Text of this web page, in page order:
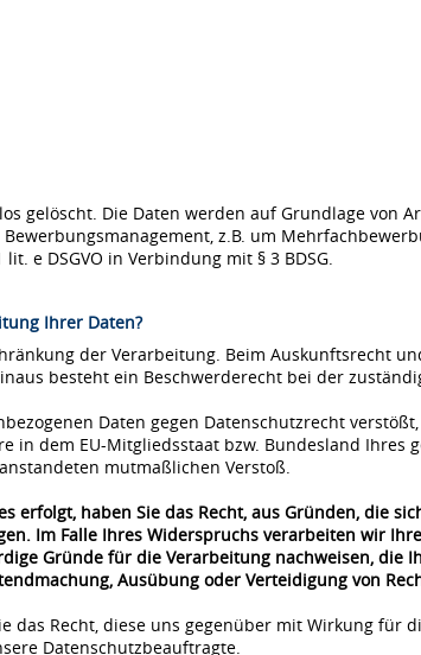
gelöscht. Die Daten werden auf Grundlage von
z.B. um
e DSGVO in Verbindung mit § 3 BDSG.
Ihrer Daten?
der Verarbeitung. Beim Auskunftsrecht
besteht ein Beschwerderecht bei der
Daten gegen Datenschutzrecht
in dem EU-Mitgliedsstaat bzw. Bundesland Ihres
mutmaßlichen Verstoß.
erfolgt, haben Sie das Recht, aus Gründen, die
Im Falle Ihres Widerspruchs verarbeiten wir
Gründe für die Verarbeitung nachweisen, die
Ausübung oder Verteidigung von
das Recht, diese uns gegenüber mit Wirkung für
Datenschutzbeauftragte.